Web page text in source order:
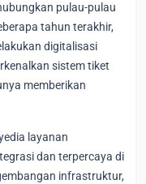
pulau-pulau
tahun terakhir,
digitalisasi
sistem tiket
memberikan
layanan
dan terpercaya di
infrastruktur,